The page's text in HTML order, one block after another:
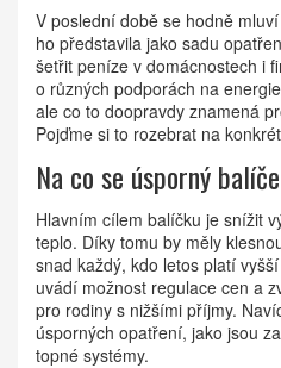
V poslední době se hodně
ho představila jako sadu
šetřit peníze v domácnostech i
o různých podporách na
ale co to doopravdy znamená
Pojďme si to rozebrat na
Na co se úsporný
Hlavním cílem balíčku je snížit
teplo. Díky tomu by měly
snad každý, kdo letos platí
uvádí možnost regulace cen a
pro rodiny s nižšími příjmy.
úsporných opatření, jako jsou
topné systémy.